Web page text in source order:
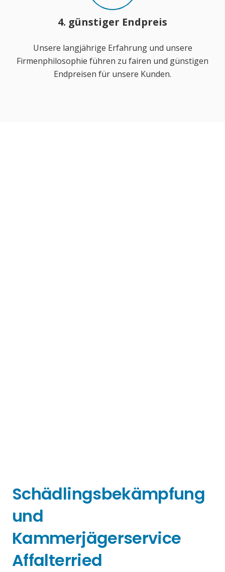
4. günstiger Endpreis
Unsere langjährige Erfahrung und unsere
Firmenphilosophie führen zu fairen und günstigen
Endpreisen für unsere Kunden.
Schädlingsbekämpfung
und
Kammerjägerservice
Affalterried